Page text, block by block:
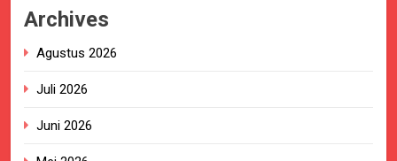
Archives
Agustus 2026
Juli 2026
Juni 2026